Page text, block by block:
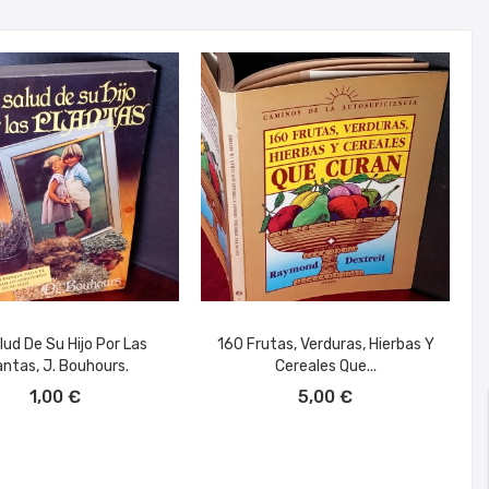
De Su Hijo Por Las
J. Bouhours.
1,00 €
160 Frutas, Verduras, Hierbas Y
Cereales Que...
5,00 €